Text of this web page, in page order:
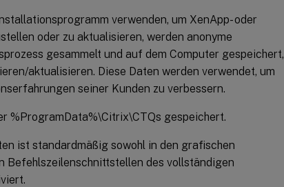
verwenden, um XenApp- oder
oder zu aktualisieren, werden anonyme
gesammelt und auf dem Computer gespeichert,
aktualisieren. Diese Daten werden verwendet, um
seiner Kunden zu verbessern.
%ProgramData%\Citrix\CTQs gespeichert.
ist standardmäßig sowohl in den grafischen
Befehlszeilenschnittstellen des vollständigen